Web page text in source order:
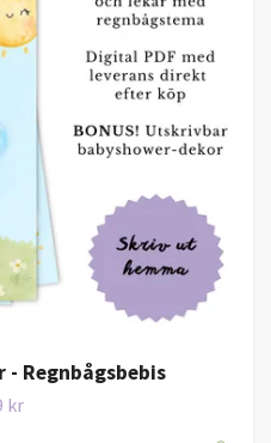
- Regnbågsbebis
kr